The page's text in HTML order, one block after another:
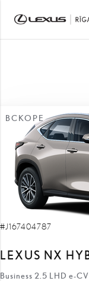
ВСКОРЕ
#J167404787
LEXUS NX
Business 2.5 LHD e-